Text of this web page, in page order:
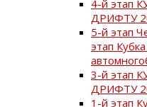
4-й этап
ДРИФТУ
5-й этап
этап
3-й этап
ДРИФТУ
1-й этап